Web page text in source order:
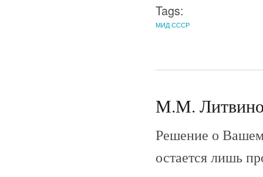
Tags:
МИД СССР
М.М.
Решение о Вашем
остается лишь